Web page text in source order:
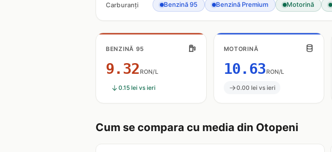
Carburanți Benzină 95 Benzină Premium Motorină
BENZINĂ 95
9.32 RON/L
0.15 lei vs ieri
MOTORINĂ
10.63 RON/L
0.00 lei vs ieri
Cum se compara cu media din Otopeni